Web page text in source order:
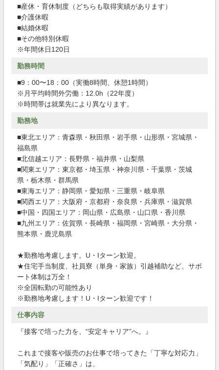
■産休・育休制度（どちらも取得実績があります）
■介護休暇
■結婚休暇
■その他特別休暇
※年間休日120日
勤務時間
■9：00〜18：00（実働8時間、休憩1時間）
※月平均時間外労働：12.0h（22年度）
※時間帯は就業先により異なります。
勤務地
■東北エリア：青森県・秋田県・岩手県・山形県・宮城県・
福島県
■北信越エリア：長野県・福井県・山梨県
■関東エリア：東京都・埼玉県・神奈川県・千葉県・茨城
県・栃木県・群馬県
■東海エリア：静岡県・愛知県・三重県・岐阜県
■関西エリア：大阪府・京都府・奈良県・兵庫県・滋賀県
■中国・四国エリア：岡山県・広島県・山口県・香川県
■九州エリア：佐賀県・長崎県・福岡県・宮崎県・大分県・
熊本県・鹿児島県
★勤務地考慮します。U・Iターン歓迎。
★住宅手当制度、社員寮（単身・家族）引越補助など、サポ
ート体制は万全！
※全国転勤の可能性あり
※勤務地考慮します！U・Iターン歓迎です！
仕事内容
『接客で培った力を、“安定キャリア”へ。』
これまで接客や販売のお仕事で培ってきた「丁寧な対応力」
「気配り」「正確さ」は、